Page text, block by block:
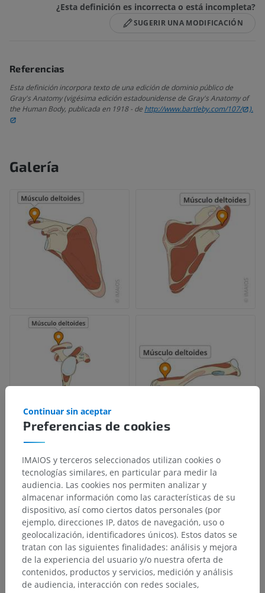
¿Esta definición es incorrecta o está incompleta?
SUGERIR UNA MODIFICACIÓN
Referencias
Esta definición incorpora texto de una edición de dominio público de
Gray's Anatomy (vigésima edición estadounidense de Gray's Anatomy of
the Human Body, publicada en 1918 - de http://www.bartleby.com/107/ ).
Galería
Preferencias de cookies
Continuar sin aceptar
IMAIOS y terceros seleccionados utilizan cookies o
tecnologías similares, en particular para medir la
audiencia. Las cookies nos permiten analizar y
almacenar información como las características de su
dispositivo, así como ciertos datos personales (por
ejemplo, direcciones IP, datos de navegación, uso o
geolocalización, identificadores únicos). Estos datos se
tratan con las siguientes finalidades: análisis y mejora
de la experiencia del usuario y/o nuestra oferta de
contenidos, productos y servicios, medición y análisis
de audiencia, interacción con redes sociales,